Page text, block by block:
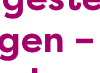
- DIY-
Box mit Videokurs
–